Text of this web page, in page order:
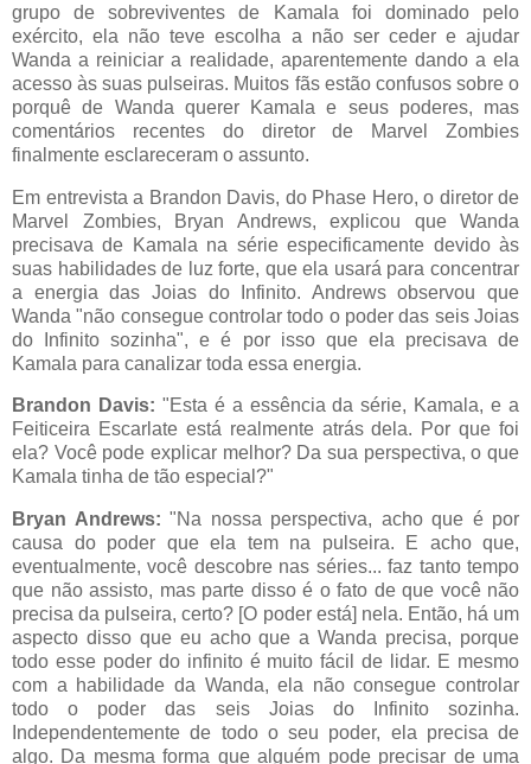
grupo de sobreviventes de Kamala foi dominado pelo
exército, ela não teve escolha a não ser ceder e ajudar
Wanda a reiniciar a realidade, aparentemente dando a ela
acesso às suas pulseiras. Muitos fãs estão confusos sobre o
porquê de Wanda querer Kamala e seus poderes, mas
comentários recentes do diretor de Marvel Zombies
finalmente esclareceram o assunto.
Em entrevista a Brandon Davis, do Phase Hero, o diretor de
Marvel Zombies, Bryan Andrews, explicou que Wanda
precisava de Kamala na série especificamente devido às
suas habilidades de luz forte, que ela usará para concentrar
a energia das Joias do Infinito. Andrews observou que
Wanda "não consegue controlar todo o poder das seis Joias
do Infinito sozinha", e é por isso que ela precisava de
Kamala para canalizar toda essa energia.
Brandon Davis: "Esta é a essência da série, Kamala, e a
Feiticeira Escarlate está realmente atrás dela. Por que foi
ela? Você pode explicar melhor? Da sua perspectiva, o que
Kamala tinha de tão especial?"
Bryan Andrews: "Na nossa perspectiva, acho que é por
causa do poder que ela tem na pulseira. E acho que,
eventualmente, você descobre nas séries... faz tanto tempo
que não assisto, mas parte disso é o fato de que você não
precisa da pulseira, certo? [O poder está] nela. Então, há um
aspecto disso que eu acho que a Wanda precisa, porque
todo esse poder do infinito é muito fácil de lidar. E mesmo
com a habilidade da Wanda, ela não consegue controlar
todo o poder das seis Joias do Infinito sozinha.
Independentemente de todo o seu poder, ela precisa de
algo. Da mesma forma que alguém pode precisar de uma